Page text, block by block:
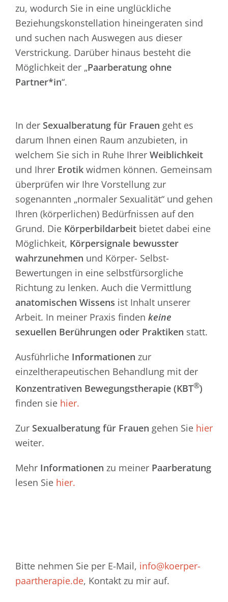
zu, wodurch Sie in eine unglückliche
Beziehungskonstellation hineingeraten sind
und suchen nach Auswegen aus dieser
Verstrickung. Darüber hinaus besteht die
Möglichkeit der „Paarberatung ohne
Partner*in“.
In der Sexualberatung für Frauen geht es
darum Ihnen einen Raum anzubieten, in
welchem Sie sich in Ruhe Ihrer Weiblichkeit
und Ihrer Erotikwidmen können. Gemeinsam
überprüfen wir Ihre Vorstellung zur
sogenannten „normaler Sexualität“ und gehen
Ihren (körperlichen) Bedürfnissen auf den
Grund. Die Körperbildarbeitbietet dabei eine
Möglichkeit, Körpersignale bewusster
wahrzunehmen und Körper- Selbst-
Bewertungen in eine selbstfürsorgliche
Richtung zu lenken. Auch die Vermittlung
anatomischen Wissens ist Inhalt unserer
Arbeit. In meiner Praxis finden keine
sexuellen Berührungen oder Praktiken statt.
Ausführliche Informationen zur
einzeltherapeutischen Behandlung mit der
Konzentrativen Bewegungstherapie (KBT®)
finden sie hier.
ZurSexualberatung für Frauen gehen Sie hier
weiter.
Mehr Informationen zu meiner Paarberatung
lesen Sie hier.
Bitte nehmen Sie per E-Mail, info@koerper-
paartherapie.de, Kontakt zu mir auf.